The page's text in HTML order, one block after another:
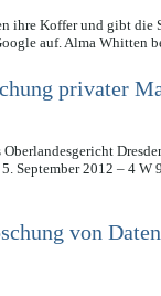
ihre Koffer und gibt die
privater
September 2012 – 4 W
von Daten